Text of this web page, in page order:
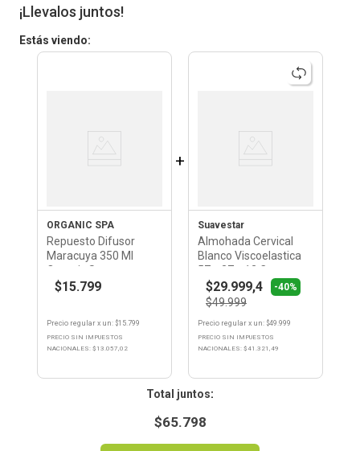
¡Llevalos juntos!
Estás viendo:
ORGANIC SPA
Repuesto Difusor
Maracuya 350 Ml
Organic Spa
$15.799
Precio regular x un: $15.799
PRECIO SIN IMPUESTOS
NACIONALES: $ 13.057,02
+
Suavestar
Almohada Cervical
Blanco Viscoelastica
57 x 37 x 12 Cm
Suavestar
$29.999,4 -40%
$49.999
Precio regular x un: $49.999
PRECIO SIN IMPUESTOS
NACIONALES: $41.321,49
:
$65.798